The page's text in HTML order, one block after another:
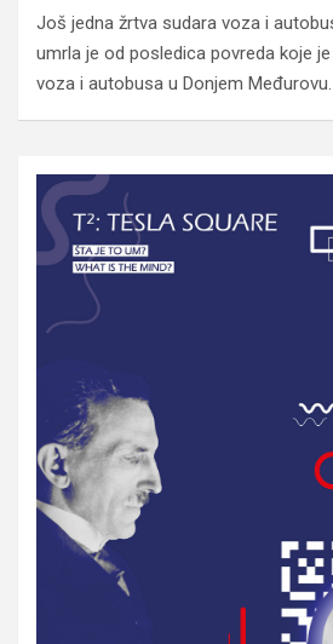
Još jedna žrtva sudara voza i
umrla je od posledica povreda koje
voza i autobusa u Donjem